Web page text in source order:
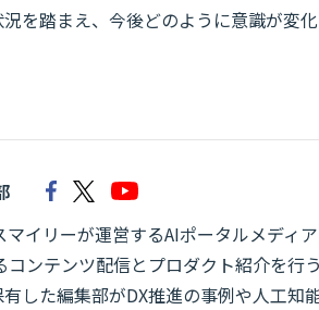
を踏まえ、今後どのように意識が変
マイリーが運営するAIポータルメディ
コンテンツ配信とプロダクト紹介を行
有した編集部がDX推進の事例や人工知